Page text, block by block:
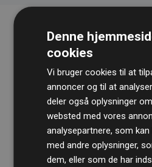
RevisionshusetBDO
beregninger og metode for at
og pålidelighed.
Denne
cookies
Vi bruger cookies til at
annoncer og til at
deler også oplysninger
websted med vores
analysepartnere, som
med andre oplysninger,
dem, eller som de har